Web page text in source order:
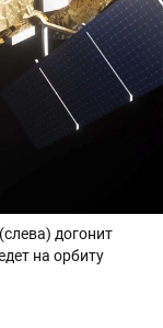
догонит
на орбиту